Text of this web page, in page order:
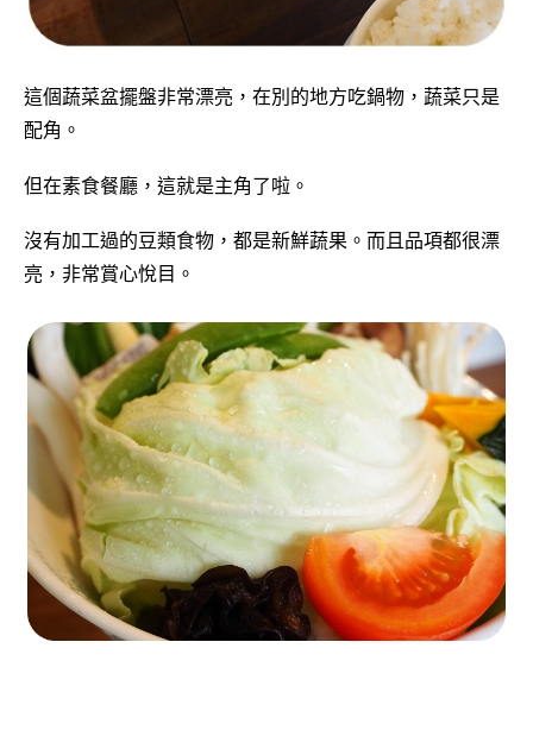
這個蔬菜盆擺盤非常漂亮，在別的地方吃鍋物，蔬菜只是
配角。
但在素食餐廳，這就是主角了啦。
沒有加工過的豆類食物，都是新鮮蔬果。而且品項都很漂
亮，非常賞心悅目。